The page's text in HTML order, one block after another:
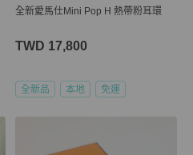
全新愛馬仕Mini Pop H 熱帶粉耳環
TWD 17,800
全新品 本地 免運